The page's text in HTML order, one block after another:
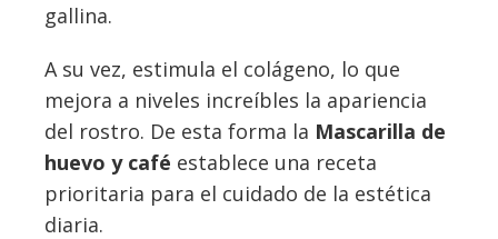
gallina.
A su vez, estimula el colágeno, lo que
mejora a niveles increíbles la apariencia
del rostro. De esta forma la Mascarilla de
huevo y café establece una receta
prioritaria para el cuidado de la estética
diaria.